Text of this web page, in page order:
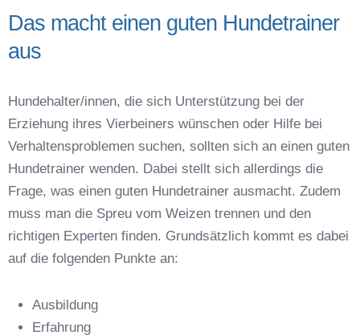
Anschrift
Das macht einen guten Hundetrainer
aus
Hundehalter/innen, die sich Unterstützung bei der
Erziehung ihres Vierbeiners wünschen oder Hilfe bei
Verhaltensproblemen suchen, sollten sich an einen guten
Hundetrainer wenden. Dabei stellt sich allerdings die
Frage, was einen guten Hundetrainer ausmacht. Zudem
muss man die Spreu vom Weizen trennen und den
richtigen Experten finden. Grundsätzlich kommt es dabei
auf die folgenden Punkte an:
Ausbildung
Erfahrung